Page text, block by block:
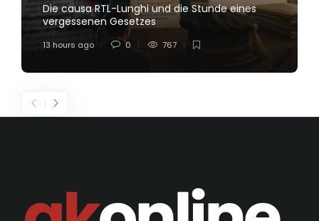
Die causa RTL-Lunghi und die Stunde eines
vergessenen Gesetzes
13 hours ago 0 767